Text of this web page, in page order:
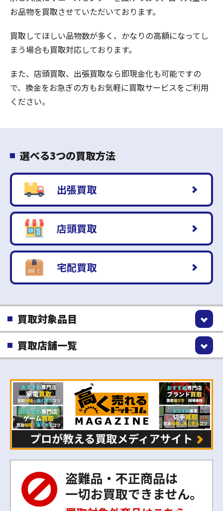
お品物を買取させていただいております。
買取してほしい品物数が多く、かなりの高額になってし
まう場合も買取対応しております。
また、店頭買取、出張買取なら即現金化も可能ですの
で、換金をお急ぎの方もお気軽に買取サービスをご利用
ください。
選べる3つの買取方法
出張買取
店頭買取
宅配買取
買取対象品目
買取店舗一覧